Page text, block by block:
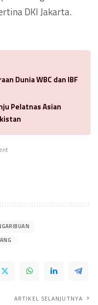
DKI Jakarta.
Dunia WBC dan IBF
Pelatnas Asian
ARTIKEL SELANJUTNYA